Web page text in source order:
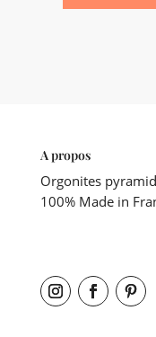
A propos
Orgonites
100% Made in